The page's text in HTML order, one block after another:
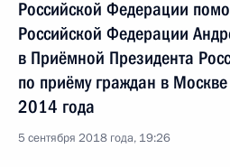
Российской Федерации
Российской Федерации
в Приёмной Президента
по приёму граждан в
2014 года
5 сентября 2018 года, 19:26